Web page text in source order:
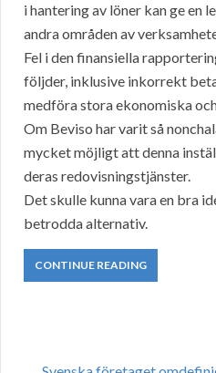
i hantering av löner kan ge en
andra områden av
Fel i den finansiella
följder, inklusive inkorrekt
medföra stora ekonomiska
Om Beviso har varit så
mycket möjligt att denna
deras redovisningstjänster.
Det skulle kunna vara en bra
betrodda alternativ.
CONTINUE READING